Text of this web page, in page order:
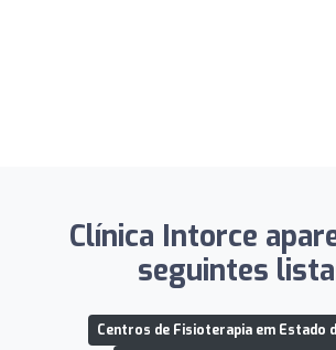
Clínica Intorce
seguintes
Centros de Fisioterapia em Estado